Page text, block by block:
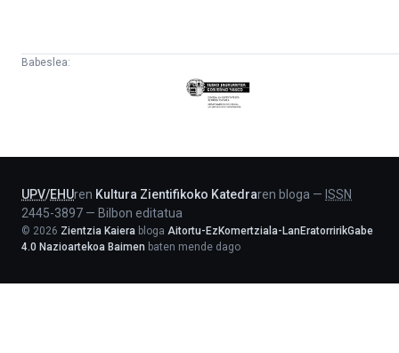
Babeslea:
Eusko
Jaurlaritza
UPV/EHUren Kultura Zientifikoko Katedraren bloga — ISSN
2445-3897 — Bilbon editatua
© 2026 Zientzia Kaiera bloga Aitortu-EzKomertziala-LanEratorririkGabe
4.0 Nazioartekoa Baimen baten mende dago